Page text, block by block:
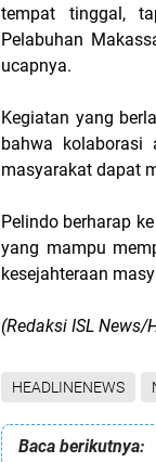
tempat tinggal,
Pelabuhan
ucapnya.
Kegiatan yang
bahwa kolaborasi
masyarakat dapat
Pelindo berharap
yang mampu
kesejahteraan
(Redaksi ISL News/
HEADLINENEWS
Baca berikutnya: